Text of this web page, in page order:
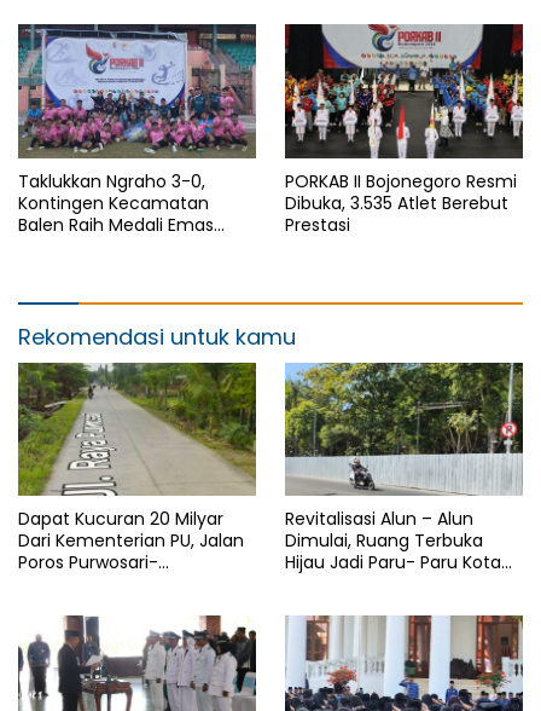
Taklukkan Ngraho 3-0,
Kontingen Kecamatan
Balen Raih Medali Emas
PORKAB II Bojonegoro Resmi
Dibuka, 3.535 Atlet Berebut
Prestasi
Rekomendasi untuk kamu
Dapat Kucuran 20 Milyar
Dari Kementerian PU, Jalan
Poros Purwosari-
Revitalisasi Alun – Alun
Dimulai, Ruang Terbuka
Hijau Jadi Paru- Paru Kota